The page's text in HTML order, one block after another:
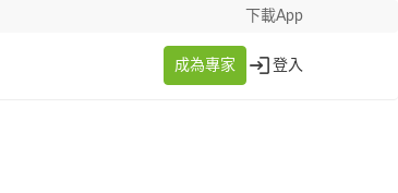
下載App
成為專家 登入